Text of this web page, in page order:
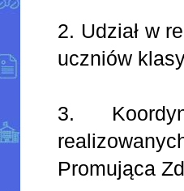
2. Udział w
uczniów
3.
Promująca